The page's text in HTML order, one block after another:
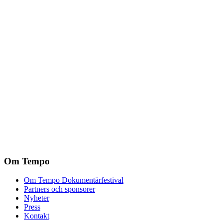
Om Tempo
Om Tempo Dokumentärfestival
Partners och sponsorer
Nyheter
Press
Kontakt